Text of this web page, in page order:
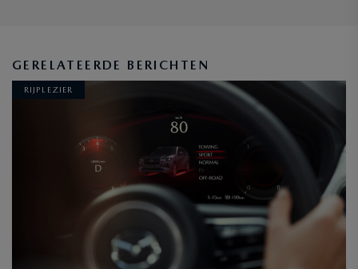
GERELATEERDE BERICHTEN
RIJPLEZIER